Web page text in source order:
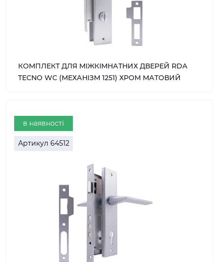
КОМПЛЕКТ ДЛЯ МІЖКІМНАТНИХ ДВЕРЕЙ RDA
TECNO WC (МЕХАНІЗМ 1251) ХРОМ МАТОВИЙ
в наявності
Артикул 64512